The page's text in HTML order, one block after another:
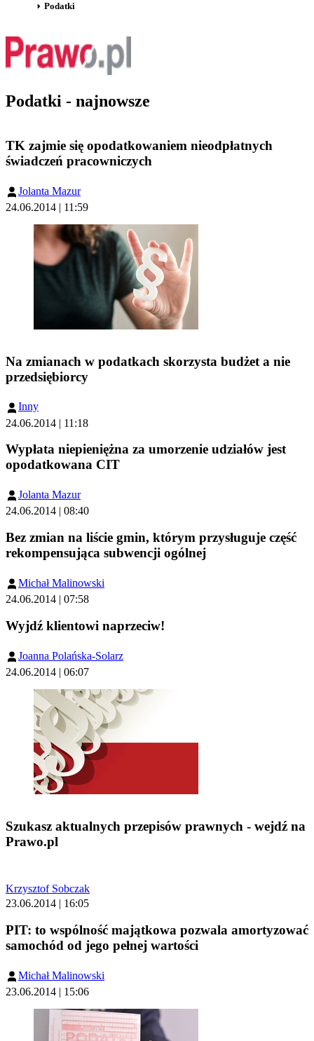
Podatki
Podatki - najnowsze
TK zajmie się opodatkowaniem nieodpłatnych
świadczeń pracowniczych
Jolanta Mazur
24.06.2014 | 11:59
Na zmianach w podatkach skorzysta budżet a nie
przedsiębiorcy
Inny
24.06.2014 | 11:18
Wypłata niepieniężna za umorzenie udziałów jest
opodatkowana CIT
Jolanta Mazur
24.06.2014 | 08:40
Bez zmian na liście gmin, którym przysługuje część
rekompensująca subwencji ogólnej
Michał Malinowski
24.06.2014 | 07:58
Wyjdź klientowi naprzeciw!
Joanna Polańska-Solarz
24.06.2014 | 06:07
Szukasz aktualnych przepisów prawnych - wejdź na
Prawo.pl
Krzysztof Sobczak
23.06.2014 | 16:05
PIT: to wspólność majątkowa pozwala amortyzować
samochód od jego pełnej wartości
Michał Malinowski
23.06.2014 | 15:06